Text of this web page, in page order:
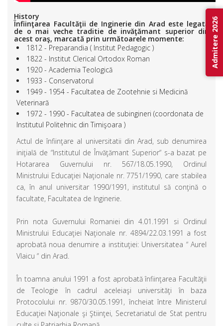
History
Înfiinţarea Facultăţii de Inginerie din Arad este legată
de o mai veche traditie de invăţămant superior din
acest oraş, marcată prin următoarele momente:
1812 - Preparandia ( Institut Pedagogic )
1822 - Institut Clerical Ortodox Roman
1920 - Academia Teologică
1933 - Conservatorul
1949 - 1954 - Facultatea de Zootehnie si Medicină
Veterinară
1972 - 1990 - Facultatea de subingineri (coordonata de
Institutul Politehnic din Timişoara )
Actul de înfiinţare al universitatii din Arad, sub denumirea
iniţială de “Institutul de Învăţămant Superior“ s-a bazat pe
Hotararea Guvernului nr. 567/18.05.1990, Ordinul
Ministrului Educaţiei Naţionale nr. 7751/1990, care stabilea
ca, în anul universitar 1990/1991, institutul să conţină o
facultate, Facultatea de Inginerie.
Prin nota Guvernului Romaniei din 4.01.1991 si Ordinul
Ministrului Educaţiei Naţionale nr. 4894/22.03.1991 a fost
aprobată noua denumire a instituţiei: Universitatea “ Aurel
Vlaicu “ din Arad.
În toamna anului 1991 a fost aprobată înfiinţarea Facultăţii
de Teologie în cadrul aceleiaşi universităţi în baza
Protocolului nr. 9870/30.05.1991, încheiat între Ministerul
Educaţiei Naţionale şi Ştiinţei, Secretariatul de Stat pentru
Admitere 2026